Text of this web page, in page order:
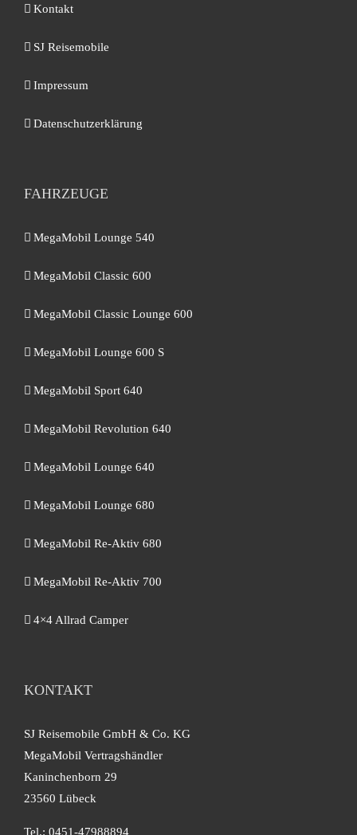
Kontakt
SJ Reisemobile
Impressum
Datenschutzerklärung
FAHRZEUGE
MegaMobil Lounge 540
MegaMobil Classic 600
MegaMobil Classic Lounge 600
MegaMobil Lounge 600 S
MegaMobil Sport 640
MegaMobil Revolution 640
MegaMobil Lounge 640
MegaMobil Lounge 680
MegaMobil Re-Aktiv 680
MegaMobil Re-Aktiv 700
4×4 Allrad Camper
KONTAKT
SJ Reisemobile GmbH & Co. KG
MegaMobil Vertragshändler
Kaninchenborn 29
23560 Lübeck
Tel.: 0451-47988894